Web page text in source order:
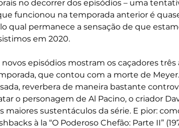
no decorrer dos episódios – uma
funcionou na temporada anterior é
qual permanece a sensação de que
em 2020.
novos episódios mostram os caçadores
que contou com a morte de
reverbera de maneira bastante
o personagem de Al Pacino, o criador
maiores sustentáculos da série. E pior:
à la “O Poderoso Chefão: Parte II”